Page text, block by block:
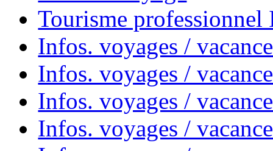
Tourisme
Infos. voyages /
Infos. voyages /
Infos. voyages /
Infos. voyages /